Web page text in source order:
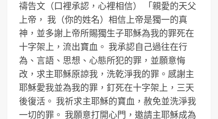
禱告文（口裡承認，心裡相信） 「親愛的天父
上帝， 我（你的姓名）相信上帝是獨一的真
神，並多謝上帝所賜獨生子耶穌為我的罪死在
十字架上，流出寶血。 我承認自己過往在行
為、言語、思想、心態所犯的罪，並願意悔
改，求主耶穌原諒我，洗乾淨我的罪。感謝主
耶穌愛我並為我的罪，釘死在十字架上，三天
後復活。 我祈求主耶穌的寶血，赦免並洗淨我
一切的罪。 我願意打開心門，邀請主耶穌成為